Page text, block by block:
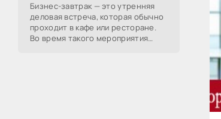
Бизнес-завтрак — это утренняя
деловая встреча, которая обычно
проходит в кафе или ресторане.
Во время такого мероприятия